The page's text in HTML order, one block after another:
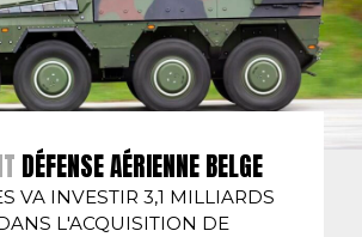
DÉFENSE AÉRIENNE BELGE
VA INVESTIR 3,1 MILLIARDS
L'ACQUISITION DE